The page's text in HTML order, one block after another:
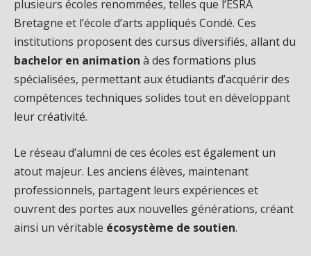
plusieurs écoles renommées, telles que l’ESRA
Bretagne et l’école d’arts appliqués Condé. Ces
institutions proposent des cursus diversifiés, allant du
bachelor en animation à des formations plus
spécialisées, permettant aux étudiants d’acquérir des
compétences techniques solides tout en développant
leur créativité.
Le réseau d’alumni de ces écoles est également un
atout majeur. Les anciens élèves, maintenant
professionnels, partagent leurs expériences et
ouvrent des portes aux nouvelles générations, créant
ainsi un véritable écosystème de soutien.